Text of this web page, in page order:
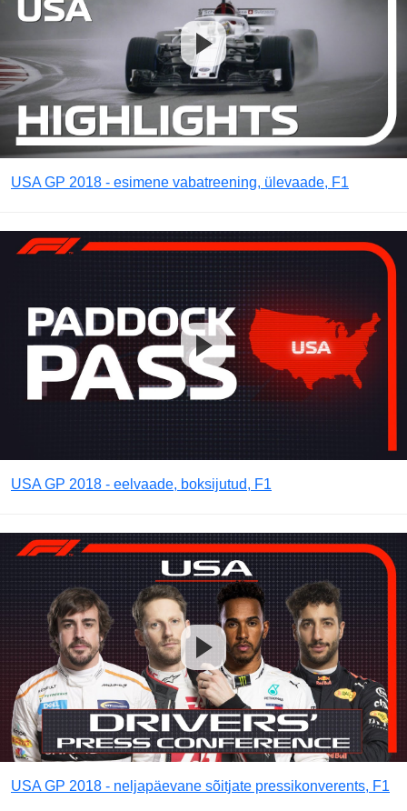
USA GP 2018 - esimene vabatreening, ülevaade, F1
USA GP 2018 - eelvaade, boksijutud, F1
USA GP 2018 - neljapäevane sõitjate pressikonverents, F1